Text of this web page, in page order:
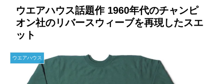
ウエアハウス話題作 1960年代のチャンピ
オン社のリバースウィーブを再現したスエ
ット
ウエアハウス